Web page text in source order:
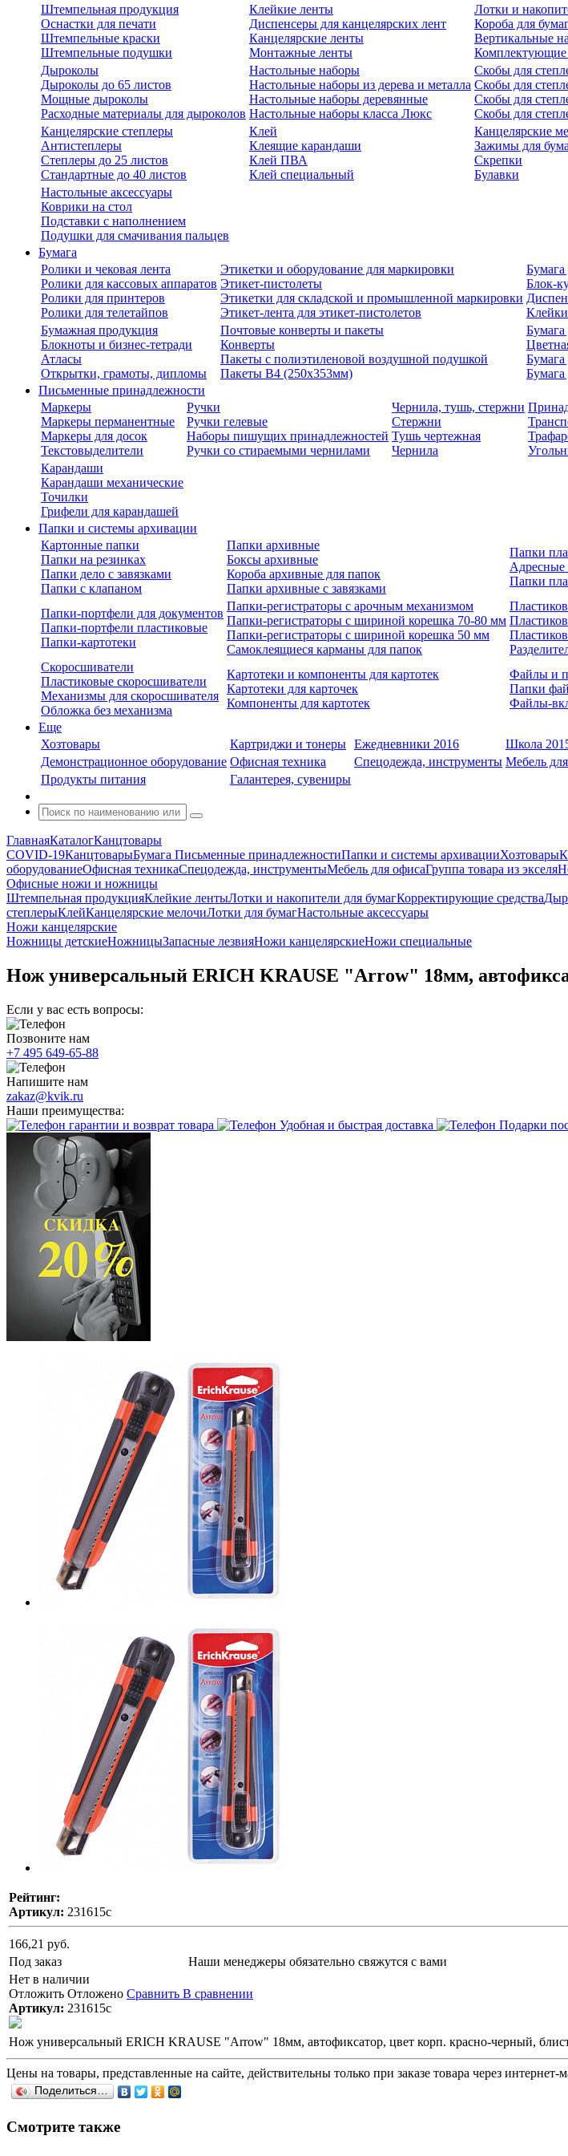
Штемпельная продукция
Оснастки для печати
Штемпельные краски
Штемпельные подушки
Клейкие ленты
Диспенсеры для канцелярских лент
Канцелярские ленты
Монтажные ленты
Лотки и
Короба для
Вертикальные
Комплектующие
Дыроколы
Дыроколы до 65 листов
Мощные дыроколы
Расходные материалы для дыроколов
Настольные наборы
Настольные наборы из дерева и металла
Настольные наборы деревянные
Настольные наборы класса Люкс
Скобы для
Скобы для
Скобы для
Скобы для
Канцелярские степлеры
Антистеплеры
Степлеры до 25 листов
Стандартные до 40 листов
Клей
Клеящие карандаши
Клей ПВА
Клей специальный
Канцелярские
Зажимы для
Скрепки
Булавки
Настольные аксессуары
Коврики на стол
Подставки с наполнением
Подушки для смачивания пальцев
Бумага
Ролики и чековая лента
Ролики для кассовых аппаратов
Ролики для принтеров
Ролики для телетайпов
Этикетки и оборудование для маркировки
Этикет-пистолеты
Этикетки для складской и промышленной маркировки
Этикет-лента для этикет-пистолетов
Бумага
Блок-
Бумажная продукция
Блокноты и бизнес-тетради
Атласы
Открытки, грамоты, дипломы
Почтовые конверты и пакеты
Конверты
Пакеты с полиэтиленовой воздушной подушкой
Пакеты В4 (250х353мм)
Бумага
Письменные принадлежности
Маркеры
Маркеры перманентные
Маркеры для досок
Текстовыделители
Ручки
Ручки гелевые
Наборы пишущих принадлежностей
Ручки со стираемыми чернилами
Чернила, тушь, стержни
Стержни
Тушь чертежная
Чернила
Карандаши
Карандаши механические
Точилки
Грифели для карандашей
Папки и системы архивации
Картонные папки
Папки на резинках
Папки дело с завязками
Папки с клапаном
Папки архивные
Боксы архивные
Короба архивные для папок
Папки архивные с завязками
Папки
Адресные
Папки
Папки-портфели для документов
Папки-портфели пластиковые
Папки-картотеки
Папки-регистраторы с арочным механизмом
Папки-регистраторы с шириной корешка 70-80 мм
Папки-регистраторы с шириной корешка 50 мм
Самоклеящиеся карманы для папок
Скоросшиватели
Пластиковые скоросшиватели
Механизмы для скоросшивателя
Обложка без механизма
Картотеки и компоненты для картотек
Картотеки для карточек
Компоненты для картотек
Файлы и
Папки
Файлы-
Еще
Хозтовары
Картриджи и тонеры Ежедневники 2016
Школа
Демонстрационное оборудование Офисная техника Спецодежда, инструменты Мебель
Продукты питания
Галантерея, сувениры
ГлавнаяКаталогКанцтовары
COVID-19КанцтоварыБумага Письменные принадлежностиПапки и системы архивацииХозтовары
оборудованиеОфисная техникаСпецодежда, инструментыМебель для офисаГруппа товара из экселя
Офисные ножи и ножницы
Штемпельная продукцияКлейкие лентыЛотки и накопители для бумагКорректирующие средства
степлерыКлейКанцелярские мелочиЛотки для бумагНастольные аксессуары
Ножи канцелярские
Ножницы детскиеНожницыЗапасные лезвияНожи канцелярскиеНожи специальные
Нож универсальный ERICH KRAUSE "Arrow" 18мм,
Если у вас есть вопросы:
Позвоните нам
+7 495 649-65-88
Напишите нам
zakaz@kvik.ru
Наши преимущества:
гарантии и возврат товара
Удобная и быстрая доставка Подарки
Рейтинг:
Артикул: 231615с
166,21 руб.
Под заказ
Наши менеджеры обязательно свяжутся с вами
Нет в наличии
Отложить Отложено Сравнить В сравнении
Артикул: 231615с
Нож универсальный ERICH KRAUSE "Arrow" 18мм, автофиксатор, цвет корп. красно-черный,
Цены на товары, представленные на сайте, действительны только при заказе товара через интернет-
Поделиться…
Смотрите также